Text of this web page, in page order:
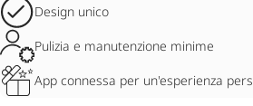
Design unico
Pulizia e manutenzione minime
App connessa per un'esperienza